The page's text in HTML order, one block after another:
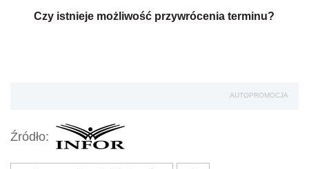
Czy istnieje możliwość przywrócenia terminu?
AUTOPROMOCJA
Źródło: